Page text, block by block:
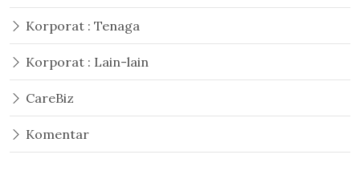
Korporat : Tenaga
Korporat : Lain-lain
CareBiz
Komentar